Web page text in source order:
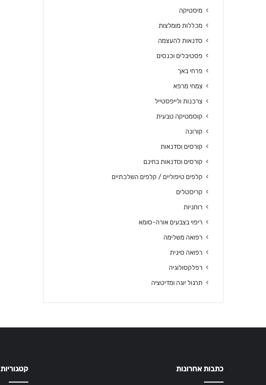
מיסטיקה
מכללות מומלצות
סדנאות להעצמה
פסטיבלים וכנסים
פרחי באך
צמחי מרפא
צרכנות ולייפסטייל
קוסמטיקה טבעית
קורונה
קורסים וסדנאות
קורסים וסדנאות בחינם
קלפים טיפוליים / קלפים השלכתיים
קריסטלים
רוחניות
ריפוי בצבעים אורה-סומא
רפואה משלימה
רפואה סינית
רפלקסולוגיה
תרגול יוגה ומדיטציה
כתבות אחרונות קטגוריות